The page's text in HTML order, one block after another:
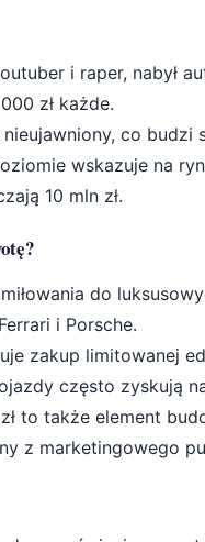
i raper, nabył
zł każde.
co budzi
wskazuje na
10 mln zł.
do
i Porsche.
zakup limitowanej
często zyskują
to także element
z marketingowego